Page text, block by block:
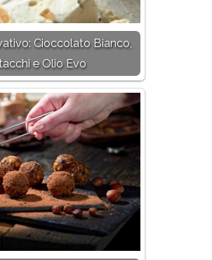
Cioccolato Bianco,
e Olio Evo